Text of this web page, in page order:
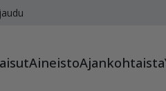
AineistoAjankohtaista